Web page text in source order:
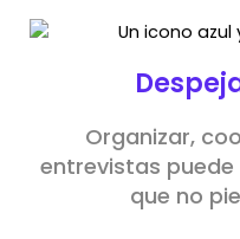
Organizar,
entrevistas
que no